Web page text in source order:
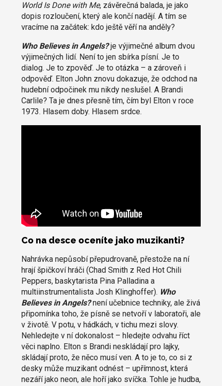
World Is Done with Me, závěrečná balada, je jako
dopis rozloučení, který ale končí nadějí. A tím se
vracíme na začátek: kdo ještě věří na anděly?
Who Believes in Angels?je výjimečné album dvou
výjimečných lidí. Není to jen sbírka písní. Je to
dialog. Je to zpověď. Je to otázka – a zároveň i
odpověď. Elton John znovu dokazuje, že odchod na
hudební odpočinek mu nikdy neslušel. A Brandi
Carlile? Ta je dnes přesně tím, čím byl Elton v roce
1973. Hlasem doby. Hlasem srdce.
Co na desce oceníte jako muzikanti?
Nahrávka nepůsobí přepudrovaně, přestože na ní
hrají špičkoví hráči (Chad Smith z Red Hot Chili
Peppers, baskytarista Pina Palladina a
multiinstrumentalista Josh Klinghoffer). Who
Believes in Angels?není učebnice techniky, ale živá
připomínka toho, že písně se netvoří v laboratoři, ale
v životě. V potu, v hádkách, v tichu mezi slovy.
Nehledejte v ní dokonalost – hledejte odvahu říct
věci naplno. Elton s Brandi neskládají pro lajky,
skládají proto, že něco musí ven. A to je to, co si z
desky může muzikant odnést – upřímnost, která
nezáří jako neon, ale hoří jako svíčka. Tohle je hudba,